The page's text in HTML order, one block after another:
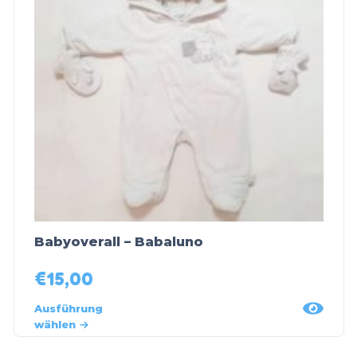
Babyoverall – Babaluno
€15,00
Ausführung
wählen